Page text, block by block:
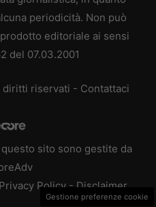
periodicità. Non può
editoriale ai sensi
del 07.03.2001
riservati - Contattaci
sito sono gestite da
Privacy Policy - Disclaimer
Gestione preferenze cookie